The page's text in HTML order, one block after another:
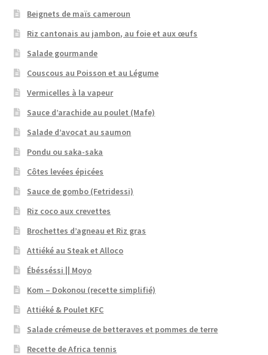
Beignets de maïs cameroun
Riz cantonais au jambon, au foie et aux œufs
Salade gourmande
Couscous au Poisson et au Légume
Vermicelles à la vapeur
Sauce d’arachide au poulet (Mafe)
Salade d’avocat au saumon
Pondu ou saka-saka
Côtes levées épicées
Sauce de gombo (Fetridessi)
Riz coco aux crevettes
Brochettes d’agneau et Riz gras
Attiéké au Steak et Alloco
Ébésséssi || Moyo
Kom – Dokonou (recette simplifié)
Attiéké & Poulet KFC
Salade crémeuse de betteraves et pommes de terre
Recette de Africa tennis